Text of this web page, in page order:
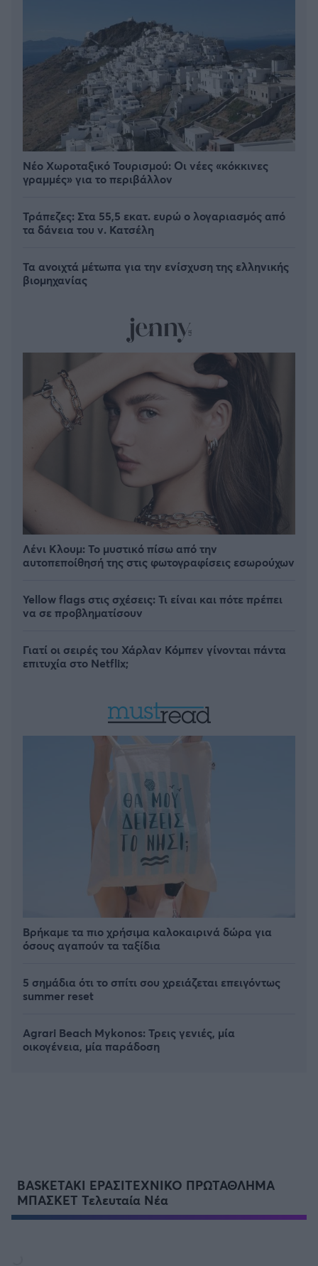
Νέο Χωροταξικό Τουρισμού: Οι νέες «κόκκινες
γραμμές» για το περιβάλλον
Τράπεζες: Στα 55,5 εκατ. ευρώ ο λογαριασμός από
τα δάνεια του ν. Κατσέλη
Τα ανοιχτά μέτωπα για την ενίσχυση της ελληνικής
βιομηχανίας
Λένι Κλουμ: Το μυστικό πίσω από την
αυτοπεποίθησή της στις φωτογραφίσεις εσωρούχων
Yellow flags στις σχέσεις: Τι είναι και πότε πρέπει
να σε προβληματίσουν
Γιατί οι σειρές του Χάρλαν Κόμπεν γίνονται πάντα
επιτυχία στο Netflix;
Βρήκαμε τα πιο χρήσιμα καλοκαιρινά δώρα για
όσους αγαπούν τα ταξίδια
5 σημάδια ότι το σπίτι σου χρειάζεται επειγόντως
summer reset
Agrari Beach Mykonos: Τρεις γενιές, μία
οικογένεια, μία παράδοση
BASKETAKI ΕΡΑΣΙΤΕΧΝΙΚΟ ΠΡΩΤΑΘΛΗΜΑ
ΜΠΑΣΚΕΤ Τελευταία Νέα